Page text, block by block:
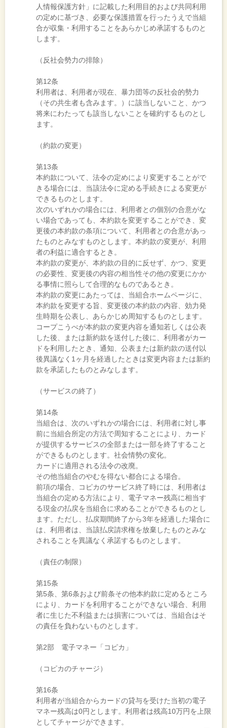
人情報保護方針」に記載した利用目的および共同利用
の定めに基づき、必要な保護措置を行ったうえで当組
合が収集・利用することをあらかじめ承諾するものと
します。
（反社会勢力の排除）
第12条
利用者は、利用者が現在、暴力団等の反社会的勢力
（その共生者も含みます。）に該当しないこと、かつ
将来にわたっても該当しないことを確約するものとし
ます。
（約款の変更）
第13条
本約款について、法令の定めにより変更することがで
きる場合には、当該法令に定める手続きによる変更が
できるものとします。
次のいずれかの場合には、利用者との個別の合意がな
い場合であっても、本約款を変更することができ、変
更後の本約款の条項について、利用者との合意があっ
たものとみなすものとします。本約款の変更が、利用
者の利益に適合するとき。
本約款の変更が、本約款の目的に反せず、かつ、変更
の必要性、変更後の内容の相当性その他の変更にかか
る事情に照らして合理的なものであるとき。
本約款の変更にあたっては、当組合ホームページに、
本約款を変更する旨、変更後の本約款の内容、効力発
生時期を公表し、あらかじめ周知するものとします。
コープこうべが本約款の変更内容を通知若しくは公表
した後、または新約款を送付した後に、利用者がカー
ドを利用したとき、通知、公表または新約款の送付以
後異議なく1ヶ月を経過したときは変更内容または新約
款を承諾したものとみなします。
（サービスの終了）
第14条
当組合は、次のいずれかの場合には、利用者に対し事
前に当組合所定の方法で周知することにより、カード
が提供するサービスの全部または一部を終了すること
ができるものとします。社会情勢の変化。
カードに適用される法令の改廃。
その他当組合のやむを得ない都合による場合。
前項の場合、コピカのサービス終了時には、利用者は
当組合の定める方法により、電子マネー残高に相当す
る現金の払戻を当組合に求めることができるものとし
ます。ただし、払戻期間終了から3年を経過した場合に
は、利用者は、当該払戻請求権を放棄したものとみな
されることを異議なく承諾するものとします。
（責任の制限）
第15条
第5条、第6条および前条その他本約款に定めるところ
により、カードを利用することができない場合、利用
者に生じた不利益または損害については、当組合はそ
の責任を負わないものとします。
第2部 電子マネー「コピカ」
（コピカのチャージ）
第16条
利用者が当組合からカードの貸与を受けた当初の電子
マネー残高は0円とします。利用者は残高10万円を上限
としてチャージができます。